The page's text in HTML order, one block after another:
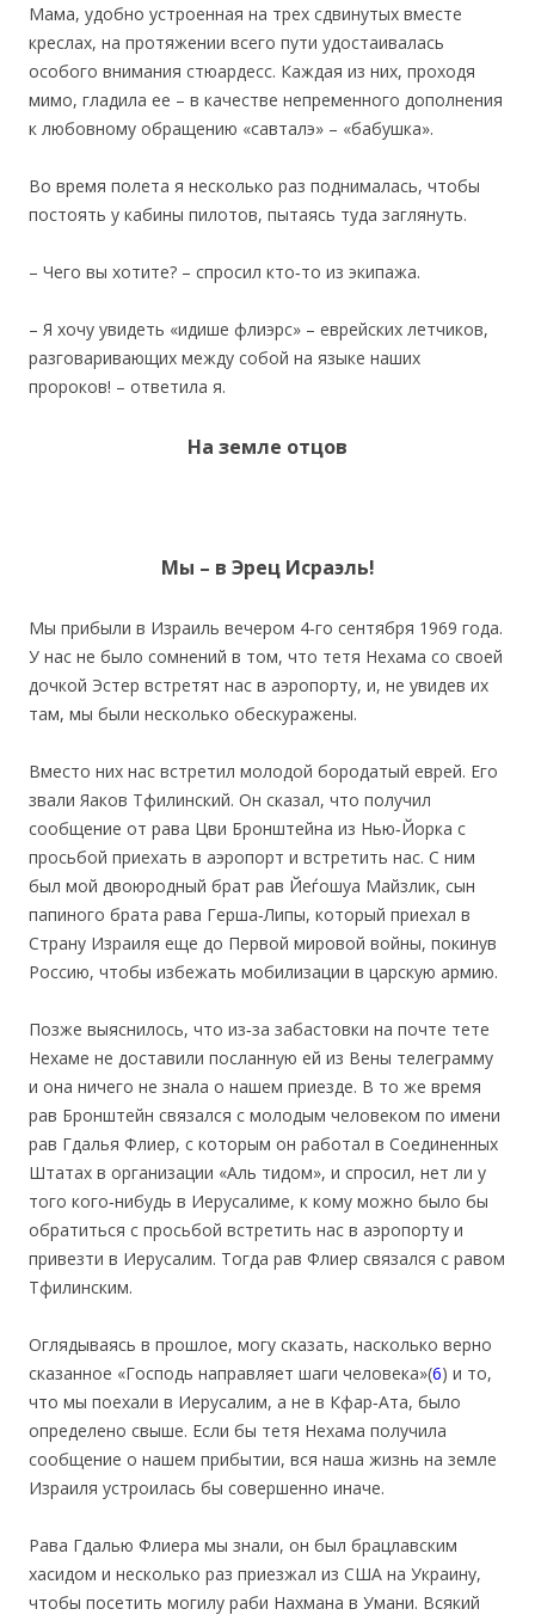
Мама, удобно устроенная на трех сдвинутых вместе
креслах, на протяжении всего пути удостаивалась
особого внимания стюардесс. Каждая из них, проходя
мимо, гладила ее – в качестве непременного дополнения
к любовному обращению «савталэ» – «бабушка».
Во время полета я несколько раз поднималась, чтобы
постоять у кабины пилотов, пытаясь туда заглянуть.
– Чего вы хотите? – спросил кто‐то из экипажа.
– Я хочу увидеть «идише флиэрс» – еврейских летчиков,
разговаривающих между собой на языке наших
пророков! – ответила я.
На земле отцов
Мы – в Эрец Исраэль!
Мы прибыли в Израиль вечером 4‐го сентября 1969 года.
У нас не было сомнений в том, что тетя Нехама со своей
дочкой Эстер встретят нас в аэропорту, и, не увидев их
там, мы были несколько обескуражены.
Вместо них нас встретил молодой бородатый еврей. Его
звали Яаков Тфилинский. Он сказал, что получил
сообщение от рава Цви Бронштейна из Нью‐Йорка с
просьбой приехать в аэропорт и встретить нас. С ним
был мой двоюродный брат рав Йеѓошуа Майзлик, сын
папиного брата рава Герша‐Липы, который приехал в
Страну Израиля еще до Первой мировой войны, покинув
Россию, чтобы избежать мобилизации в царскую армию.
Позже выяснилось, что из‐за забастовки на почте тете
Нехаме не доставили посланную ей из Вены телеграмму
и она ничего не знала о нашем приезде. В то же время
рав Бронштейн связался с молодым человеком по имени
рав Гдалья Флиер, с которым он работал в Соединенных
Штатах в организации «Аль тидом», и спросил, нет ли у
того кого‐нибудь в Иерусалиме, к кому можно было бы
обратиться с просьбой встретить нас в аэропорту и
привезти в Иерусалим. Тогда рав Флиер связался с равом
Тфилинским.
Оглядываясь в прошлое, могу сказать, насколько верно
сказанное «Господь направляет шаги человека»(6) и то,
что мы поехали в Иерусалим, а не в Кфар‐Ата, было
определено свыше. Если бы тетя Нехама получила
сообщение о нашем прибытии, вся наша жизнь на земле
Израиля устроилась бы совершенно иначе.
Рава Гдалью Флиера мы знали, он был брацлавским
хасидом и несколько раз приезжал из США на Украину,
чтобы посетить могилу раби Нахмана в Умани. Всякий